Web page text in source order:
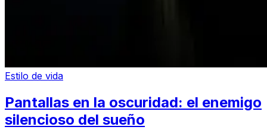
Estilo de vida
Pantallas en la oscuridad: el enemigo
silencioso del sueño